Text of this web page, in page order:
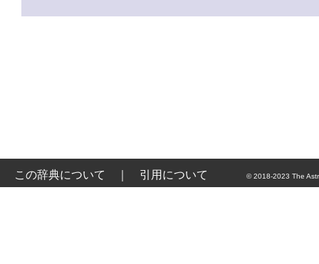
この辞典について 引用について © 2018-2023 The